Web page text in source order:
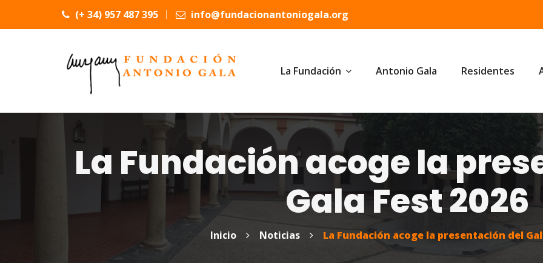
(+ 34) 957 487 395 info@fundacionantoniogala.org
La Fundación Antonio Gala Residentes
La Fundación acoge la
Gala Fest 2026
Inicio Noticias La Fundación acoge la presentación del